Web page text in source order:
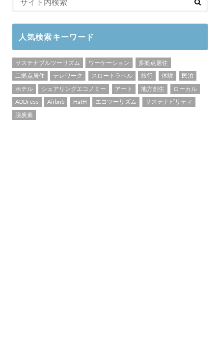
人気検索キーワード
サステナブルツーリズム ワーケーション
多拠点居住
二拠点居住
テレワーク スロートラベル 旅行 体験
民泊
ホテル
シェアリングエコノミー アート 地方創生
ローカル
ADDress
Airbnb HafH エコツーリズム
サステナビリティ
脱炭素